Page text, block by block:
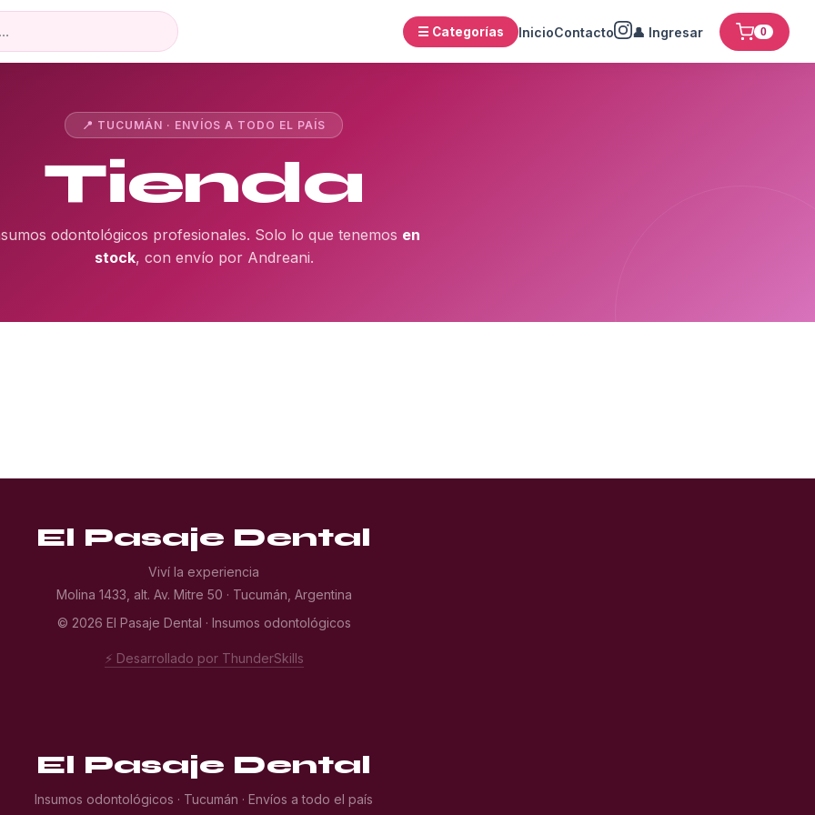
☰ Categorías InicioContacto 👤 Ingresar 0
📍 TUCUMÁN · ENVÍOS A TODO EL PAÍS
Tienda
odontológicos profesionales. Solo lo que tenemos en
stock, con envío por Andreani.
El Pasaje Dental
Viví la experiencia
Molina 1433, alt. Av. Mitre 50 · Tucumán, Argentina
© 2026 El Pasaje Dental · Insumos odontológicos
⚡ Desarrollado por ThunderSkills
El Pasaje Dental
Insumos odontológicos · Tucumán · Envíos a todo el país